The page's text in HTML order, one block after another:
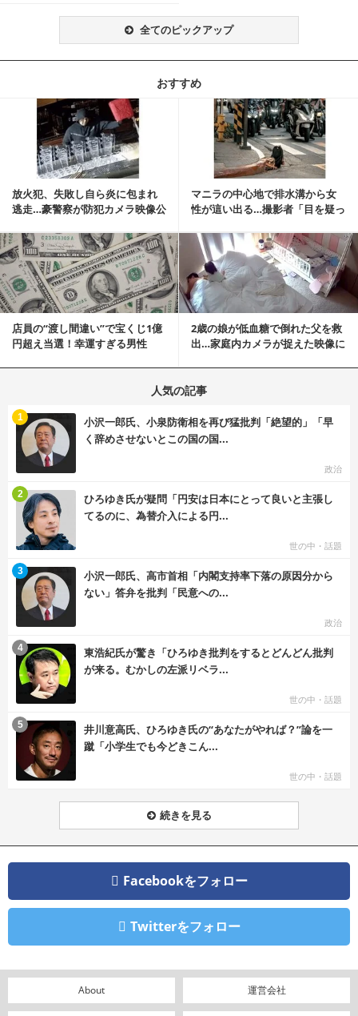
全てのピックアップ
おすすめ
放火犯、失敗し自ら炎に包まれ
逃走…豪警察が防犯カメラ映像公
マニラの中心地で排水溝から女
性が這い出る…撮影者「目を疑っ
記事を読む
店員の“渡し間違い”で宝くじ1億
円超え当選！幸運すぎる男性
2歳の娘が低血糖で倒れた父を救
出…家庭内カメラが捉えた映像に
記事を読む
人気の記事
小沢一郎氏、小泉防衛相を再び猛批判「絶望的」「早
く辞めさせないとこの国の国...
政治
1
ひろゆき氏が疑問「円安は日本にとって良いと主張し
てるのに、為替介入による円...
世の中・話題
2
小沢一郎氏、高市首相「内閣支持率下落の原因分から
ない」答弁を批判「民意への...
政治
3
東浩紀氏が驚き「ひろゆき批判をするとどんどん批判
が来る。むかしの左派リベラ...
世の中・話題
4
井川意高氏、ひろゆき氏の“あなたがやれば？”論を一
蹴「小学生でも今どきこん...
世の中・話題
5
続きを見る
Facebookをフォロー
Twitterをフォロー
About 運営会社